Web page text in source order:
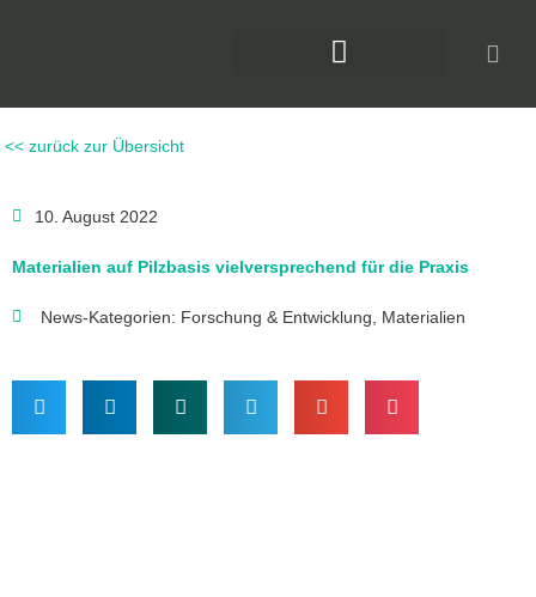
<< zurück zur Übersicht
10. August 2022
Materialien auf Pilzbasis vielversprechend für die Praxis
News-Kategorien: Forschung & Entwicklung Materialien